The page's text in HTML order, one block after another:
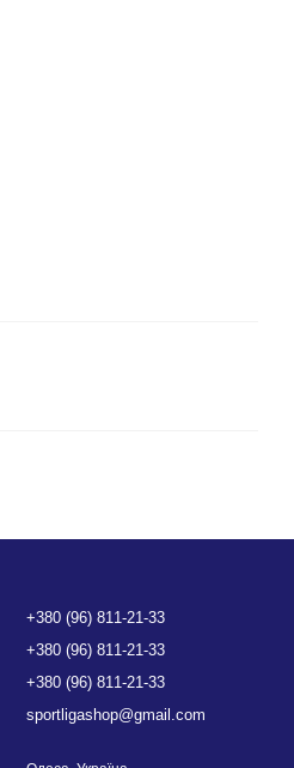
+380 (96) 811-21-33
+380 (96) 811-21-33
+380 (96) 811-21-33
sportligashop@gmail.com